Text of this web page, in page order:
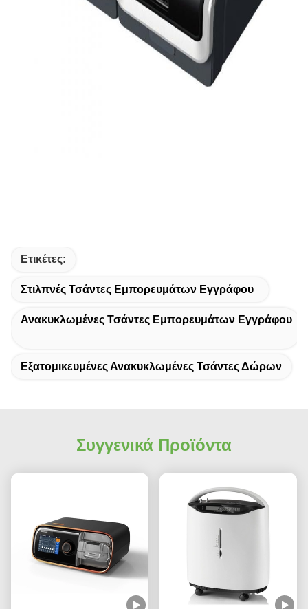
Ετικέτες:
Στιλπνές Τσάντες Εμπορευμάτων Εγγράφου
Ανακυκλωμένες Τσάντες Εμπορευμάτων Εγγράφου
Εξατομικευμένες Ανακυκλωμένες Τσάντες Δώρων
Συγγενικά Προϊόντα